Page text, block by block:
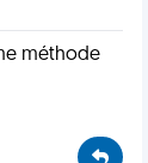
méthode